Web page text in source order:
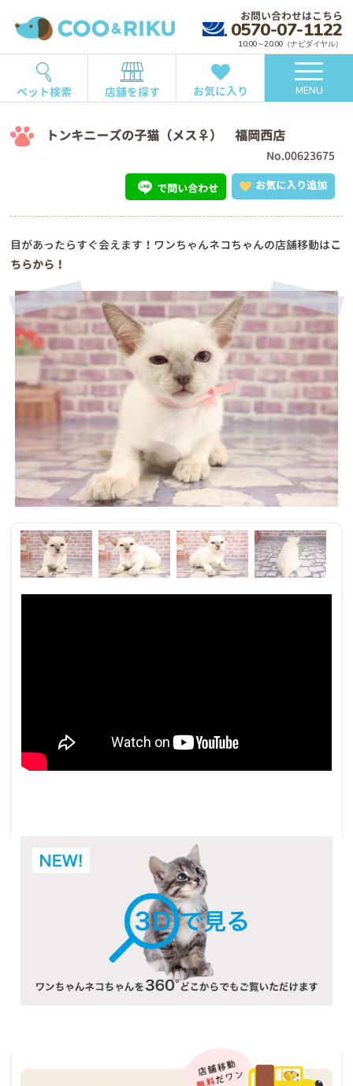
お問い合わせはこちら
0570-07-1122
10:00～20:00（ナビダイヤル）
ペット検索 店舗を探す お気に入り MENU
トンキニーズの子猫（メス♀） 福岡西店
No.00623675
お気に入り追加
で問い合わせ
目があったらすぐ会えます！ワンちゃんネコちゃんの店舗移動はこ
ちらから！